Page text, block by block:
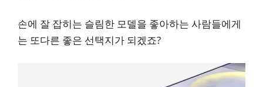
손에 잘 잡히는 슬림한 모델을 좋아하는 사람들에게
는 또다른 좋은 선택지가 되겠죠?